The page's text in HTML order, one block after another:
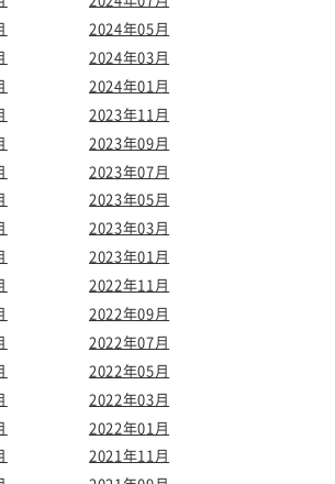
2024年05月
2024年03月
2024年01月
2023年11月
2023年09月
2023年07月
2023年05月
2023年03月
2023年01月
2022年11月
2022年09月
2022年07月
2022年05月
2022年03月
2022年01月
2021年11月